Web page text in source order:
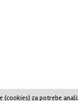
za potrebe